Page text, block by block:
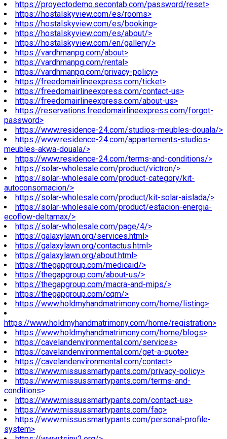
https://proyectodemo.secontab.com/password/reset>
https://hostalskyview.com/es/rooms>
https://hostalskyview.com/es/booking>
https://hostalskyview.com/es/about/>
https://hostalskyview.com/en/gallery/>
https://vardhmanpg.com/about>
https://vardhmanpg.com/rental>
https://vardhmanpg.com/privacy-policy>
https://freedomairlineexpress.com/ticket>
https://freedomairlineexpress.com/contact-us>
https://freedomairlineexpress.com/about-us>
https://reservations.freedomairlineexpress.com/forgot-
password>
https://www.residence-24.com/studios-meubles-douala/>
https://www.residence-24.com/appartements-studios-
meubles-akwa-douala/>
https://www.residence-24.com/terms-and-conditions/>
https://solar-wholesale.com/product/victron/>
https://solar-wholesale.com/product-category/kit-
autoconsomacion/>
https://solar-wholesale.com/product/kit-solar-aislada/>
https://solar-wholesale.com/product/estacion-energia-
ecoflow-deltamax/>
https://solar-wholesale.com/page/4/>
https://galaxylawn.org/services.html>
https://galaxylawn.org/contactus.html>
https://galaxylawn.org/about.html>
https://thegapgroup.com/medicaid/>
https://thegapgroup.com/about-us/>
https://thegapgroup.com/macra-and-mips/>
https://thegapgroup.com/cqm/>
https://www.holdmyhandmatrimony.com/home/listing>
https://www.holdmyhandmatrimony.com/home/registration>
https://www.holdmyhandmatrimony.com/home/blogs>
https://cavelandenvironmental.com/services>
https://cavelandenvironmental.com/get-a-quote>
https://cavelandenvironmental.com/contact>
https://www.missussmartypants.com/privacy-policy>
https://www.missussmartypants.com/terms-and-
conditions>
https://www.missussmartypants.com/contact-us>
https://www.missussmartypants.com/faq>
https://www.missussmartypants.com/personal-profile-
system>